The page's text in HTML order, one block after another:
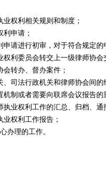
权利相关规则和制度；
申请；
进行初审，对于符合规定的
委员会转交上一级律师协会
转办、督办案件；
法行政机关和律师协会间的
或者需要向联席会议报告的
权利工作的汇总、归档、通
权利工作报告；
理的工作。